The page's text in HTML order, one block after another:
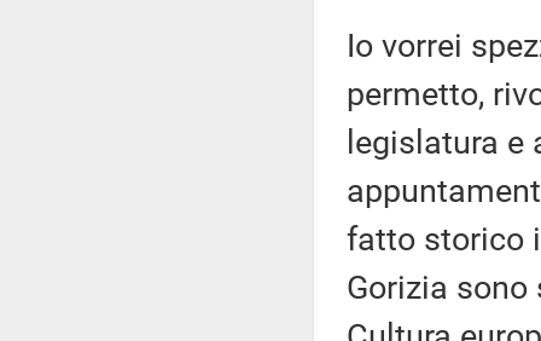
Io vorrei
permetto,
legislatura
fatto storico
Gorizia